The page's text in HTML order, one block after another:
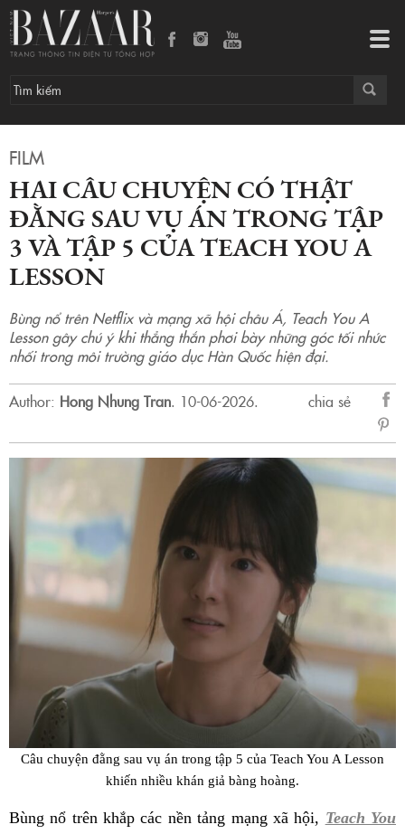
FILM
HAI CÂU CHUYỆN CÓ THẬT
ĐẰNG SAU VỤ ÁN TRONG TẬP
3 VÀ TẬP 5 CỦA TEACH YOU A
LESSON
Bùng nổ trên Netflix và mạng xã hội châu Á, Teach You A
Lesson gây chú ý khi thẳng thắn phơi bày những góc tối nhức
nhối trong môi trường giáo dục Hàn Quốc hiện đại.
Author: Hong Nhung Tran. 10-06-2026.
chia sẻ
sẻ
Câu chuyện đằng sau vụ án trong tập 5 của Teach You A Lesson
khiến nhiều khán giả bàng hoàng.
Bùng nổ trên khắp các nền tảng mạng xã hội, Teach You